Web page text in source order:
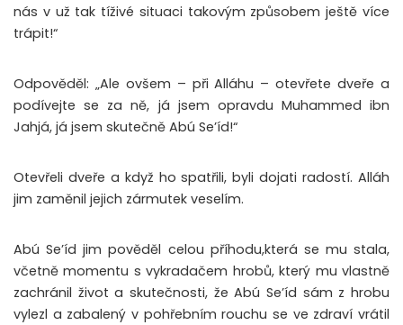
nás v už tak tíživé situaci takovým způsobem ještě více
trápit!“
Odpověděl: „Ale ovšem – při Alláhu – otevřete dveře a
podívejte se za ně, já jsem opravdu Muhammed ibn
Jahjá, já jsem skutečně Abú Se’íd!“
Otevřeli dveře a když ho spatřili, byli dojati radostí. Alláh
jim zaměnil jejich zármutek veselím.
Abú Se’íd jim pověděl celou příhodu,která se mu stala,
včetně momentu s vykradačem hrobů, který mu vlastně
zachránil život a skutečnosti, že Abú Se’íd sám z hrobu
vylezl a zabalený v pohřebním rouchu se ve zdraví vrátil